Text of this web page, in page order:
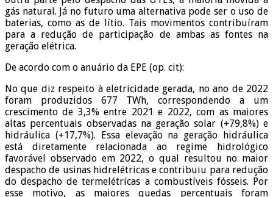
gás natural. Já no futuro uma alternativa pode ser o uso de
baterias, como as de lítio. Tais movimentos contribuíram
para a redução de participação de ambas as fontes na
geração elétrica.
De acordo com o anuário da EPE (op. cit):
No que diz respeito à eletricidade gerada, no ano de 2022
foram produzidos 677 TWh, correspondendo a um
crescimento de 3,3% entre 2021 e 2022, com as maiores
altas percentuais observadas na geração solar (+79,8%) e
hidráulica (+17,7%). Essa elevação na geração hidráulica
está diretamente relacionada ao regime hidrológico
favorável observado em 2022, o qual resultou no maior
despacho de usinas hidrelétricas e contribuiu para redução
do despacho de termelétricas a combustíveis fósseis. Por
esse motivo, as maiores quedas percentuais foram